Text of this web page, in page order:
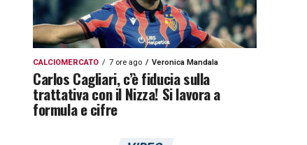
CALCIOMERCATO 7 ore ago Veronica Mandala
Carlos Cagliari, c’è fiducia sulla
trattativa con il Nizza! Si lavora a
formula e cifre